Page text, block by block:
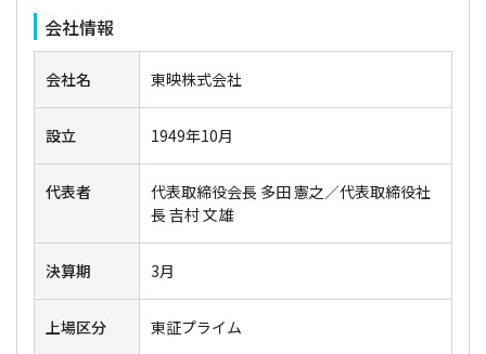
会社情報
会社名 東映株式会社
設立 1949年10月
代表者
代表取締役会長 多田 憲之／代表取締役社
長 吉村 文雄
決算期 3月
上場区分 東証プライム